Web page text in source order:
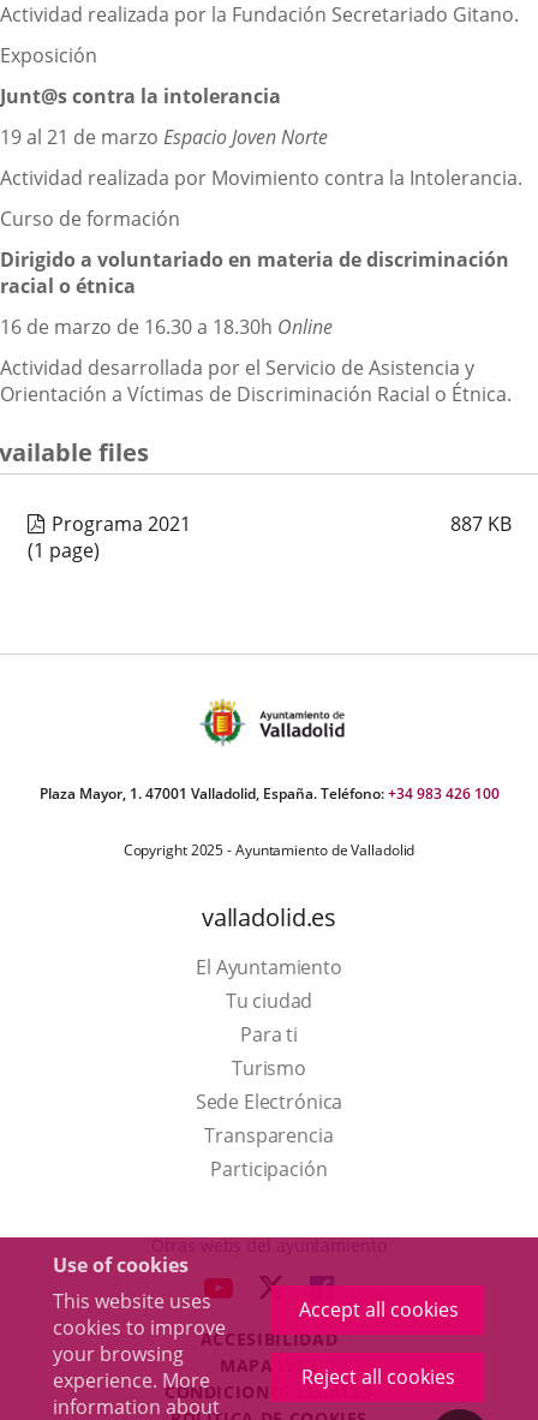
Use of cookies
This website uses
cookies to improve
your browsing
experience. More
information about
Accept all cookies
Reject all cookies
Actividad realizada por la Fundación Secretariado Gitano.
Exposición
Junt@s contra la intolerancia
19 al 21 de marzo Espacio Joven Norte
Actividad realizada por Movimiento contra la Intolerancia.
Curso de formación
Dirigido a voluntariado en materia de discriminación
racial o étnica
16 de marzo de 16.30 a 18.30h Online
Actividad desarrollada por el Servicio de Asistencia y
Orientación a Víctimas de Discriminación Racial o Étnica.
files
Programa 2021 887 KB
(1 page)
Plaza Mayor, 1. 47001 Valladolid, España. Teléfono:+34 983 426 100
Copyright 2025 - Ayuntamiento de Valladolid
valladolid.es
El Ayuntamiento
Tu ciudad
Para ti
TurismoThis
link
will
open
a
up
window.
Sede Electrónica
Transparencia
Participación
Otras webs del ayuntamiento
LINK
EXTERNAL
APPLICATION.
LINK
TO
EXTERNAL
APPLICATION.
LINK
TO
EXTERNAL
APPLICATION.
ACCESIBILIDAD
MAPA WEB
CONDICIONES LEGALES